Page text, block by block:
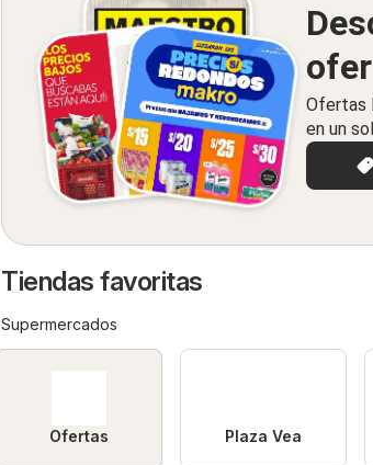
Ofertas
en un
Tiendas favoritas
Supermercados
Ofertas Plaza Vea